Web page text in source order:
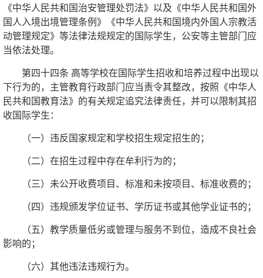
《中华人民共和国治安管理处罚法》以及《中华人民共和国外
国人入境出境管理条例》《中华人民共和国境内外国人宗教活
动管理规定》等法律法规规定的国际学生，公安等主管部门应
当依法处理。
第四十四条 高等学校在国际学生招收和培养过程中出现以
下行为的，主管教育行政部门应当责令其整改，按照《中华人
民共和国教育法》的有关规定追究法律责任，并可以限制其招
收国际学生：
（一）违反国家规定和学校招生规定招生的；
（二）在招生过程中存在牟利行为的；
（三）未公开收费项目、标准和未按项目、标准收费的；
（四）违规颁发学位证书、学历证书或其他学业证书的；
（五）教学质量低劣或管理与服务不到位，造成不良社会
影响的；
（六）其他违法违规行为。